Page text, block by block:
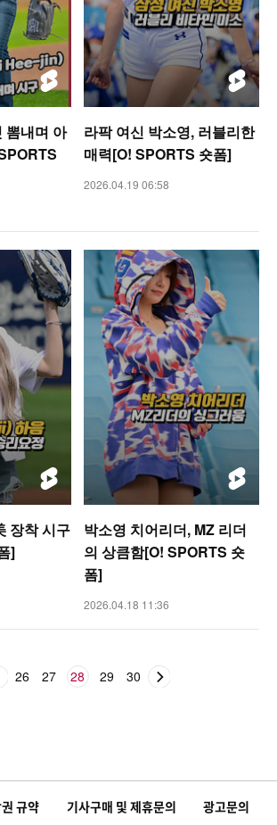
뽐내며 아
라팍 여신 박소영, 러블리한
매력[O! SPORTS 숏폼]
2026.04.19 06:58
장착 시구
]
박소영 치어리더, MZ 리더
의 상큼함[O! SPORTS 숏
폼]
2026.04.18 11:36
26 27 28 29 30
규약 기사구매 및 제휴문의 광고문의